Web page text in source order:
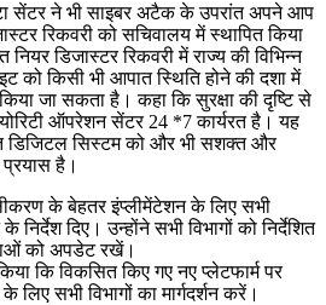
सेंटर ने भी साइबर अटैक के उपरांत अपने आप
रिकवरी को सचिवालय में स्थापित किया
डिजास्टर रिकवरी में राज्य की विभिन्न
को किसी भी आपात स्थिति होने की दशा में
जा सकता है। कहा कि सुरक्षा की दृष्टि से
ऑपरेशन सेंटर 24 *7 कार्यरत है। यह
डिजिटल सिस्टम को और भी सशक्त और
है।
के बेहतर इंप्लीमेंटेशन के लिए सभी
दिए। उन्होंने सभी विभागों को निर्देशित
को अपडेट रखें।
कि विकसित किए गए नए प्लेटफार्म पर
सभी विभागों का मार्गदर्शन करें।